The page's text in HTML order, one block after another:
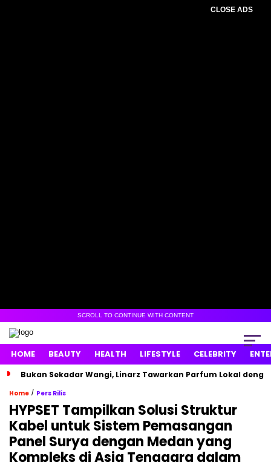
CLOSE ADS
SCROLL TO CONTINUE WITH CONTENT
HOME BEAUTY HEALTH LIFESTYLE CELEBRITY
Bukan Sekadar Wangi, Linarz Tawarkan Parfum Lokal
Home / Pers Rilis
HYPSET Tampilkan Solusi Struktur
Kabel untuk Sistem Pemasangan
Panel Surya dengan Medan yang
Kompleks di Asia Tenggara dalam